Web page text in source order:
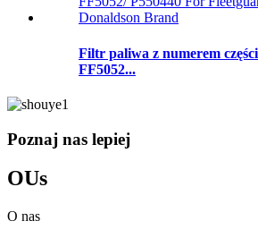
Filtr paliwa z numerem
FF5052...
Poznaj nas lepiej
OUs
O nas